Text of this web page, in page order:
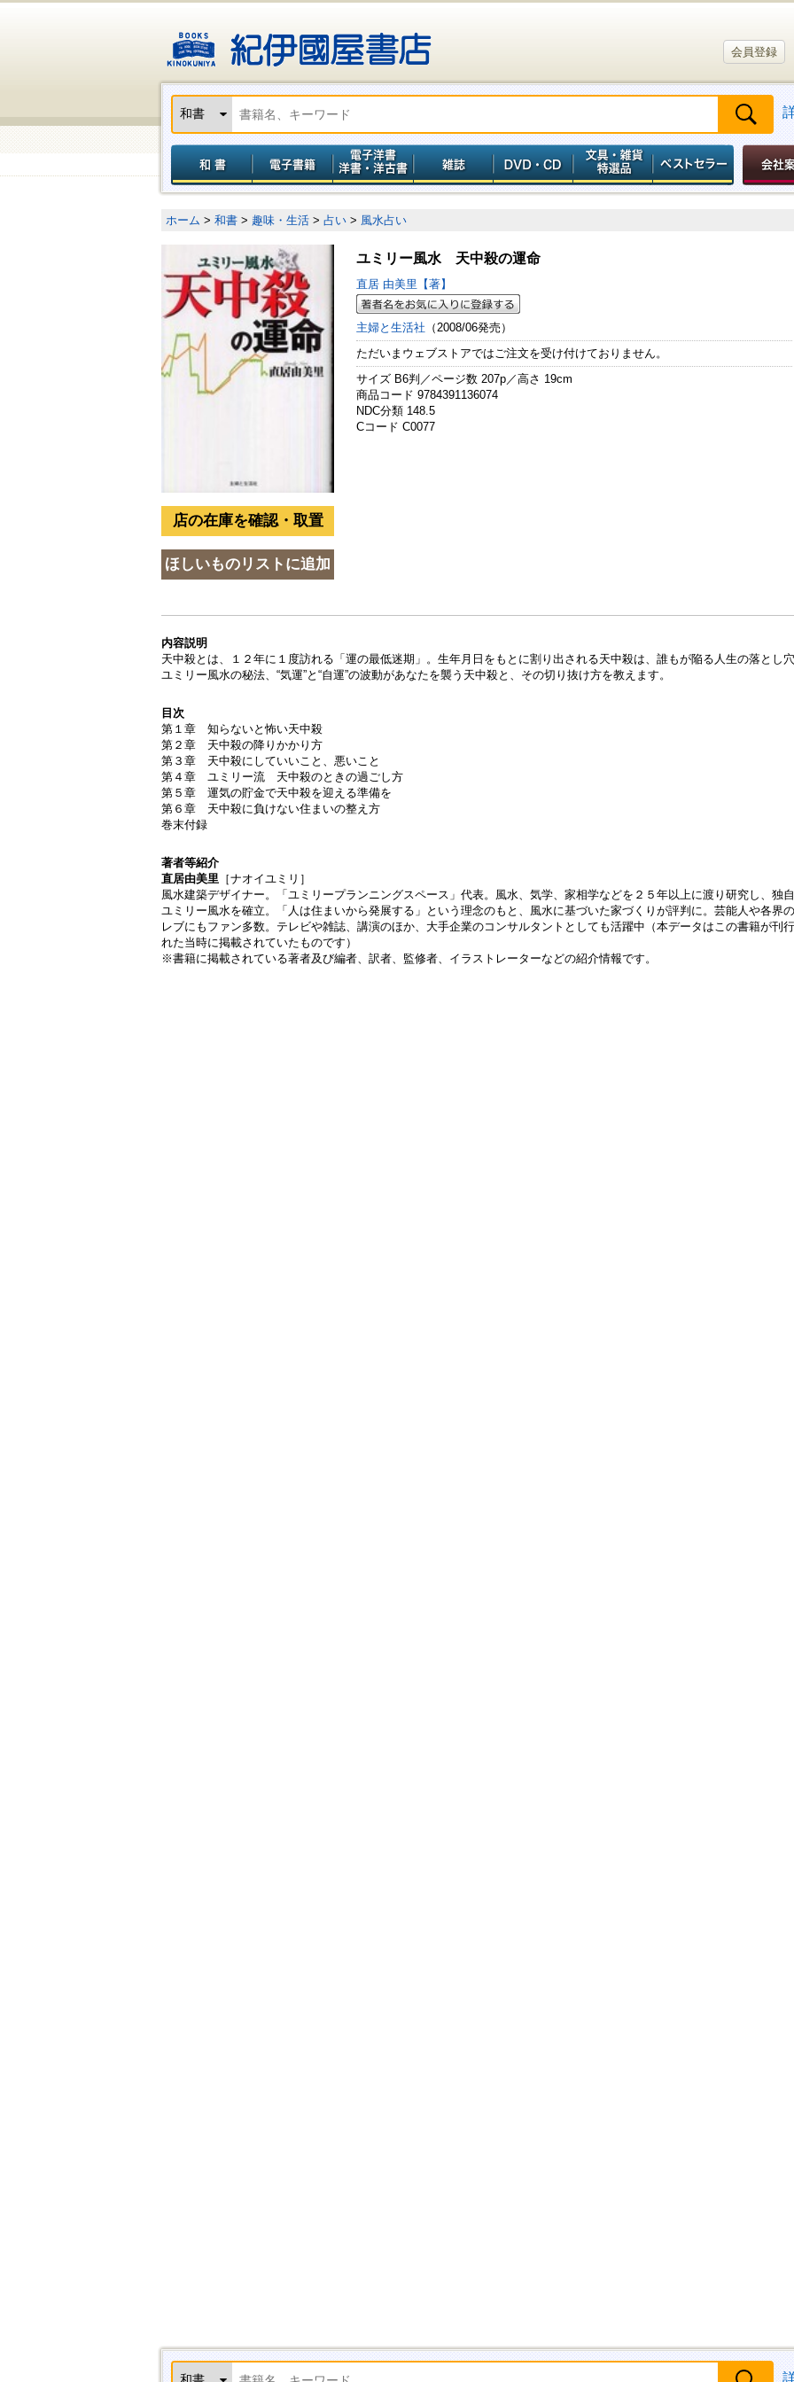
会員登録
ホーム > 和書 > 趣味・生活 > 占い > 風水占い
ユミリー風水 天中殺の運命
直居 由美里【著】
主婦と生活社 （2008/06発売）
ただいまウェブストアではご注文を受け付けておりません。
サイズ B6判／ページ数 207p／高さ 19cm
商品コード 9784391136074
NDC分類 148.5
Cコード C0077
内容説明
天中殺とは、１２年に１度訪れる「運の最低迷期」。生年月日をもとに割り出される天中殺は、誰もが陥る人生の落とし
ユミリー風水の秘法、“気運”と“自運”の波動があなたを襲う天中殺と、その切り抜け方を教えます。
目次
第１章 知らないと怖い天中殺
第２章 天中殺の降りかかり方
第３章 天中殺にしていいこと、悪いこと
第４章 ユミリー流 天中殺のときの過ごし方
第５章 運気の貯金で天中殺を迎える準備を
第６章 天中殺に負けない住まいの整え方
巻末付録
著者等紹介
直居由美里 ［ナオイユミリ］
風水建築デザイナー。「ユミリープランニングスペース」代表。風水、気学、家相学などを２５年以上に渡り研究し、独
ユミリー風水を確立。「人は住まいから発展する」という理念のもと、風水に基づいた家づくりが評判に。芸能人や各界
レブにもファン多数。テレビや雑誌、講演のほか、大手企業のコンサルタントとしても活躍中（本データはこの書籍が刊
れた当時に掲載されていたものです）
※書籍に掲載されている著者及び編者、訳者、監修者、イラストレーターなどの紹介情報です。